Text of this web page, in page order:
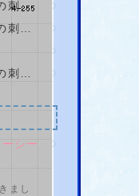
刺…
刺…
刺…
シー
まし